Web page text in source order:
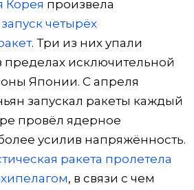
Корея произвела
четырёх
. Три из них упали
пределах исключительной
Японии. С апреля
запускал ракеты каждый
провёл ядерное
усилив напряжённость.
ракета пролетела
, в связи с чем